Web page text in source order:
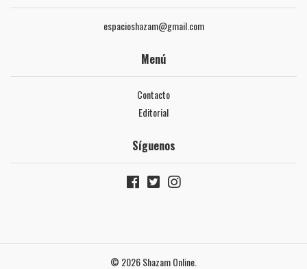
espacioshazam@gmail.com
Menú
Contacto
Editorial
Síguenos
© 2026 Shazam Online.